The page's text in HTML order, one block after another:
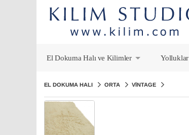
El Dokuma Halı ve Kilimler
Yolluklar
EL DOKUMA HALI ORTA VINTAGE